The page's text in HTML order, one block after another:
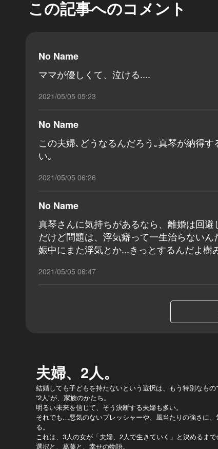
この記事へのコメント
No Name
ママが優しくて、泣ける....
2021/05/05 05:23
No Name
この夫婦､どうなるんだろう｡真琴が納得
い｡
2021/05/05 06:26
No Name
真琴さんに気持ちがあるなら、離婚は回避
だけど問題は、浮気癖って一生治らない
娠中にまた浮気とか...きっとするんだよ樹
2021/05/05 06:47
夫婦、2人。
結婚しても子どもを持たないという選択は、もう特別なもの
“2人”が、家族のかたち。
明るい未来を信じて、そう決断する夫婦も多い。
それでも…悪気のないプレッシャーや、風当たりの強さに
る。
これは、3人の女が「夫婦、2人で生きていく」と決めるまで
選択と、葛藤と、幸せの物語。